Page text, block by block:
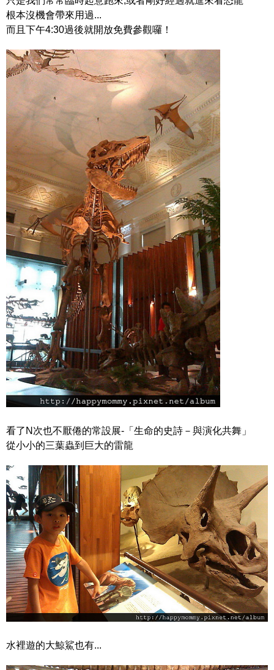
根本沒機會帶來用過...
而且下午4:30過後就開放免費參觀囉！
看了N次也不厭倦的常設展-「生命的史詩－與演化共舞」
從小小的三葉蟲到巨大的雷龍
水裡遊的大鯨鯊也有...